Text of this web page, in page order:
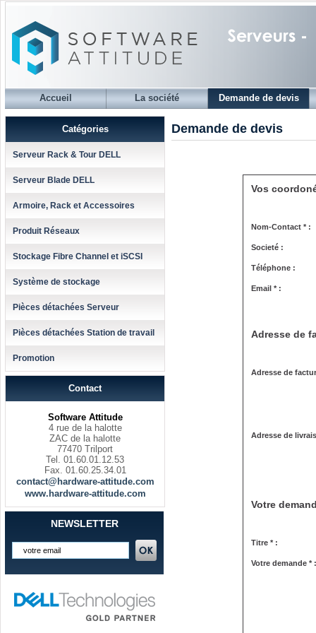
Accueil La société Demande de devis
Catégories
Serveur Rack & Tour DELL
Serveur Blade DELL
Armoire, Rack et Accessoires
Produit Réseaux
Stockage Fibre Channel et iSCSI
Système de stockage
Pièces détachées Serveur
Pièces détachées Station de travail
Promotion
Contact
Software Attitude
4 rue de la halotte
ZAC de la halotte
77470 Trilport
Tel. 01.60.01.12.53
Fax. 01.60.25.34.01
contact@hardware-attitude.com
www.hardware-attitude.com
NEWSLETTER
Demande de devis
Vos
Nom-Contact * :
Societé :
Téléphone :
Email * :
Adresse de
Adresse de
Adresse de
Votre
Titre * :
Votre demande * :